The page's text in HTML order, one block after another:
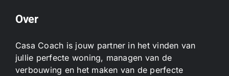
Over
Casa Coach is jouw partner in het vinden van
jullie perfecte woning, managen van de
verbouwing en het maken van de perfecte